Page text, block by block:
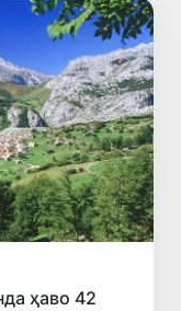
ҳаво 42